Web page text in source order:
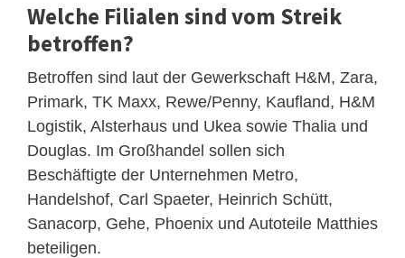
Welche Filialen sind vom Streik
betroffen?
Betroffen sind laut der Gewerkschaft H&M, Zara,
Primark, TK Maxx, Rewe/Penny, Kaufland, H&M
Logistik, Alsterhaus und Ukea sowie Thalia und
Douglas. Im Großhandel sollen sich
Beschäftigte der Unternehmen Metro,
Handelshof, Carl Spaeter, Heinrich Schütt,
Sanacorp, Gehe, Phoenix und Autoteile Matthies
beteiligen.